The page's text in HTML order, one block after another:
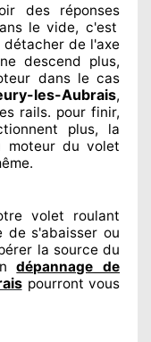
des réponses
le vide, c'est
détacher de l'axe
descend plus,
dans le cas
les-Aubrais,
rails. pour finir,
plus, la
moteur du volet
volet roulant
de s'abaisser ou
la sourcedu
dépannage de
pourront vous